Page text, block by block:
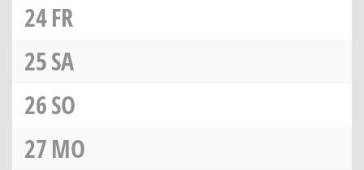
24FR
25SA
26SO
27MO